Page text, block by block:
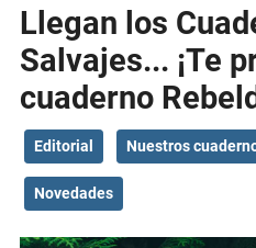
Llegan los
Salvajes... ¡Te
cuaderno
Editorial Nuestros
Novedades